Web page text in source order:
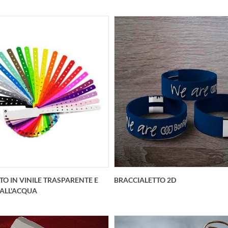
personalizzato in abs con
un fischietto di 25 x 50 mm
è di 13 x 18 mm e la
personalizzazi
Rataplan - Rattle per
personalizzato Materiale
dimensione: 200 x 150
Personalizzazione con
IN VINILE TRASPARENTE E
BRACCIALETTO 2D